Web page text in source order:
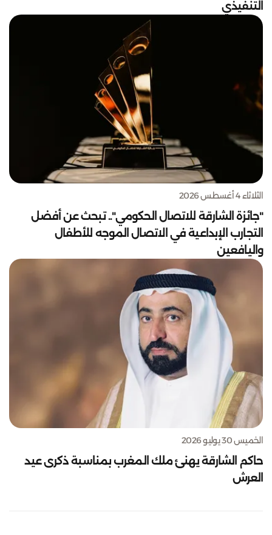
التنفيذي
الثلاثاء 4 أغسطس 2026
"جائزة الشارقة للاتصال الحكومي".. تبحث عن أفضل
التجارب الإبداعية في الاتصال الموجه للأطفال
واليافعين
الخميس 30 يوليو 2026
حاكم الشارقة يهنئ ملك المغرب بمناسبة ذكرى عيد
العرش